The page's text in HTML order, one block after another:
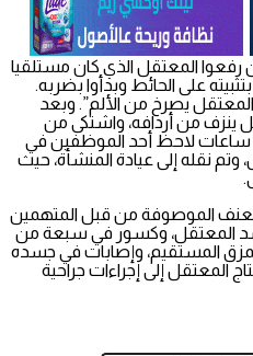
رفعوا المعتقل الذي كان مستلقيا
على الحائط وبدأوا بضربه.
يصرخ من الألم”. وبعد
ينزف من أردافه، واشتكى من
لاحظ أحد الموظفين في
نقله إلى عيادة المنشأة، حيث
العنف الموصوفة من قبل المتهمين
المعتقل، وكسور في سبعة من
المستقيم، وإصابات في جسده
المعتقل إلى إجراءات جراحية